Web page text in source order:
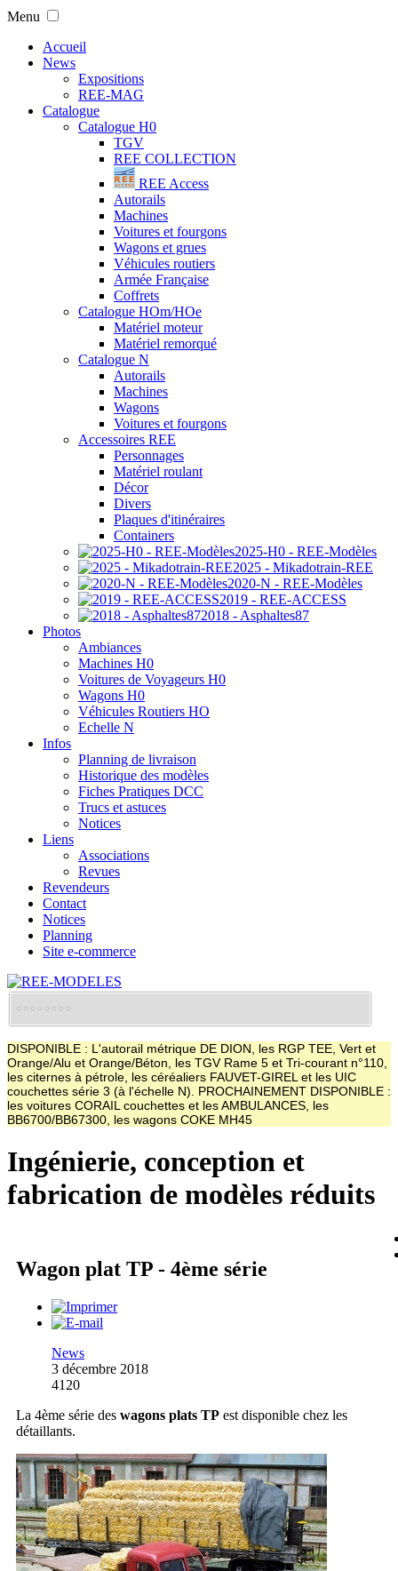
Menu
Accueil
News
Expositions
REE-MAG
Catalogue
Catalogue H0
TGV
REE COLLECTION
REE Access
Autorails
Machines
Voitures et fourgons
Wagons et grues
Véhicules routiers
Armée Française
Coffrets
Catalogue HOm/HOe
Matériel moteur
Matériel remorqué
Catalogue N
Autorails
Machines
Wagons
Voitures et fourgons
Accessoires REE
Personnages
Matériel roulant
Décor
Divers
Plaques d'itinéraires
Containers
2025-H0 - REE-Modèles
2025 - Mikadotrain-REE
2020-N - REE-Modèles
2019 - REE-ACCESS
2018 - Asphaltes87
Photos
Ambiances
Machines H0
Voitures de Voyageurs H0
Wagons H0
Véhicules Routiers HO
Echelle N
Infos
Planning de livraison
Historique des modèles
Fiches Pratiques DCC
Trucs et astuces
Notices
Liens
Associations
Revues
Revendeurs
Contact
Notices
Planning
Site e-commerce
DISPONIBLE : L'autorail métrique DE DION, les RGP TEE, Vert et
Orange/Alu et Orange/Béton, les TGV Rame 5 et Tri-courant n°110,
les citernes à pétrole, les céréaliers FAUVET-GIREL et les UIC
couchettes série 3 (à l'échelle N). PROCHAINEMENT DISPONIBLE :
les voitures CORAIL couchettes et les AMBULANCES, les
BB6700/BB67300, les wagons COKE MH45
Ingénierie, conception et
fabrication de modèles réduits
Wagon plat TP - 4ème série
News
3 décembre 2018
4120
La 4ème série des wagons plats TP est disponible chez les
détaillants.